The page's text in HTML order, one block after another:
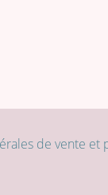
de vente et